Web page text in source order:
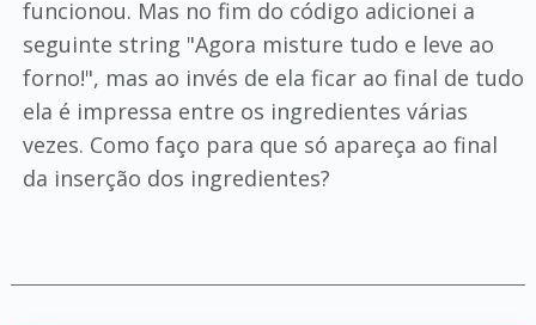
funcionou. Mas no fim do código adicionei a
seguinte string "Agora misture tudo e leve ao
forno!", mas ao invés de ela ficar ao final de tudo
ela é impressa entre os ingredientes várias
vezes. Como faço para que só apareça ao final
da inserção dos ingredientes?